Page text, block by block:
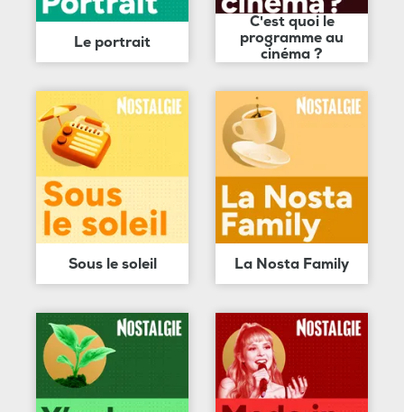
Le portrait
C'est quoi le
programme au
cinéma ?
Sous le soleil La Nosta Family